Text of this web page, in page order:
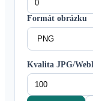
Formát obrázku
Kvalita JPG/